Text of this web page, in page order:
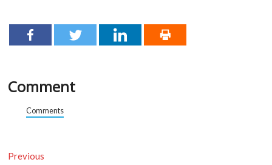
Comment
Comments
Post
Previous